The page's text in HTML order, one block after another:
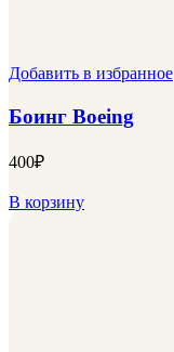
Добавить в избранное
Боинг Boeing
400₽
В корзину